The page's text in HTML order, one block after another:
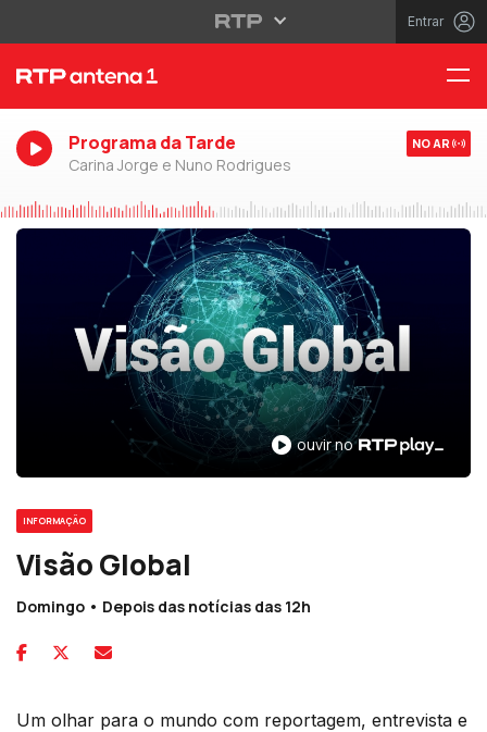
Entrar
Programa da Tarde
Carina Jorge e Nuno Rodrigues
NO AR
ouvir no
INFORMAÇÃO
Visão Global
Domingo • Depois das notícias das 12h
Um olhar para o mundo com reportagem, entrevista e